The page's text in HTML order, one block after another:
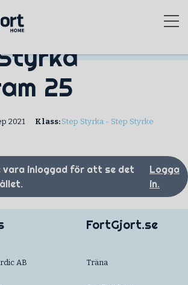
25
2021 Klass: Step Styrka - Step Styrke
vara inloggad för att se det
Logga
in.
AB
FortGjort.se
Träna